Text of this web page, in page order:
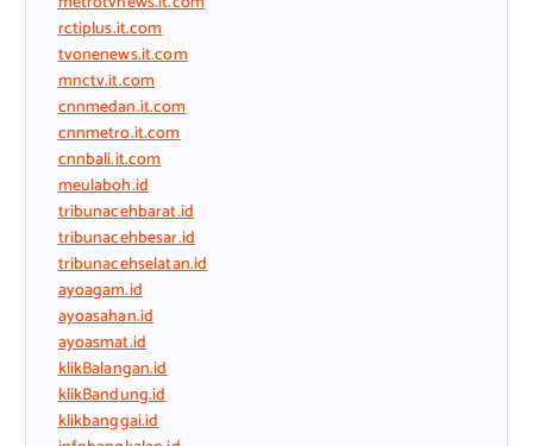
rctiplus.it.com
tvonenews.it.com
mnctv.it.com
cnnmedan.it.com
cnnmetro.it.com
cnnbali.it.com
meulaboh.id
tribunacehbarat.id
tribunacehbesar.id
tribunacehselatan.id
ayoagam.id
ayoasahan.id
ayoasmat.id
klikBalangan.id
klikBandung.id
klikbanggai.id